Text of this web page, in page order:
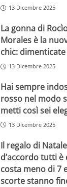
13 Dicembre 2025
La gonna di
Morales è la
chic:
13 Dicembre 2025
Hai sempre
rosso nel modo
metti così sei
13 Dicembre 2025
Il regalo di
d’accordo tutti è
costa meno di 7
scorte stanno